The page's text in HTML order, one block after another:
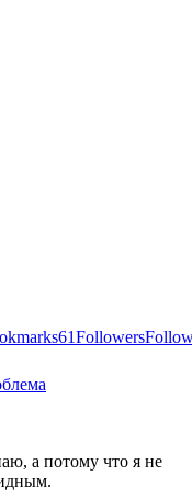
61Followers
а потому что я не